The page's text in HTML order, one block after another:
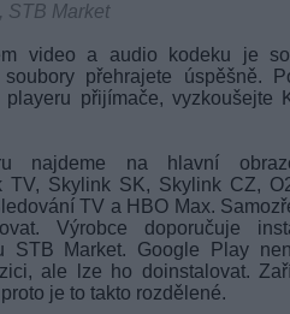
STB Market
video a audio kodeku je
přehrajete úspěšně.
přijímače, vyzkoušejte
najdeme na hlavní
TV, Skylink SK, Skylink CZ,
TV a HBO Max.
Výrobce doporučuje
STB Market. Google Play
ale lze ho doinstalovat.
je to takto rozdělené.